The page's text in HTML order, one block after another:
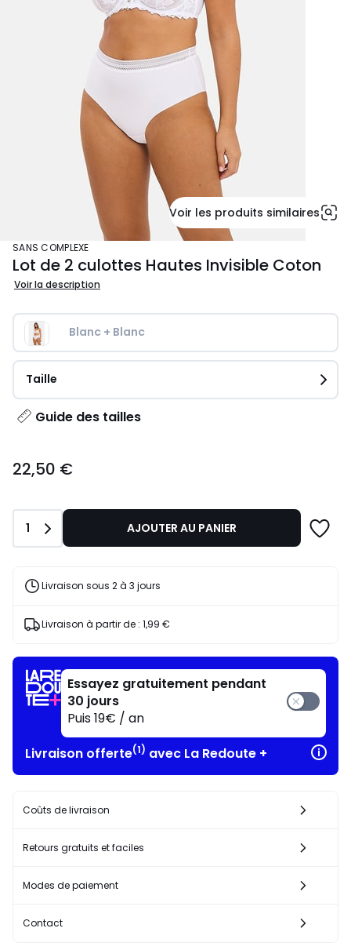
Voir les produits similaires
SANS COMPLEXE
Lot de 2 culottes Hautes Invisible Coton
Voir la description
Blanc + Blanc
Taille
Guide des tailles
€.
22,50 €
Quantité
1 AJOUTER AU PANIER
Livraison sous 2 à 3 jours
Livraison à partir de : 1,99 €
Essayez gratuitement pendant
30 jours
Puis 19€ / an
Livraison offerte(1) avec La Redoute +
Coûts de livraison
Retours gratuits et faciles
Modes de paiement
Contact